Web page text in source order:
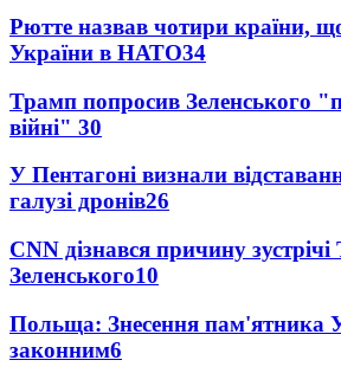
Рютте назвав чотири країни,
України в НАТО34
Трамп попросив Зеленського
війні" 30
У Пентагоні визнали
галузі дронів26
CNN дізнався причину зустрічі
Зеленського10
Польща: Знесення пам'ятника
законним6